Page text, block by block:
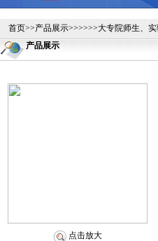
首页>>产品展示>>>>>>大专院师生、
产品展示
点击放大